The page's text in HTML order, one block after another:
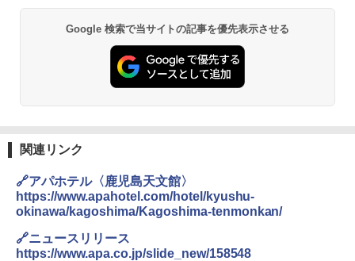
￥6,832
PYKES PEAK (パイクスピーク) 着替えテン
ト プライバシー テント 【中が透けない】 1
人用 折りたたみ 防災グッズ 災害用トイレ ビ
易 トイレテント (オリーブ)
ENDLESS BASE 《めざましテレビで紹介》
テント ワンタッチ RENEW 幅200 2-3人用 43
500002(89232)
￥5,499
ポインターライト 強力 小型 緑色/赤色/青紫色
可能 安全ロック付き 高安全性 金属製耐久 コ
ンパクト多機能設計 持ち運び便利 アウトド
ア/オフィス/教育現場/展示会用 緑
￥1,180
防水 UVカット 4段階高さ調整 軽量 収納袋付
き
Google 検索で当サイトの記事を優先表示させる
関連リンク
🔗アパホテル〈鹿児島天文館〉
https://www.apahotel.com/hotel/kyushu-
okinawa/kagoshima/Kagoshima-tenmonkan/
🔗ニュースリリース
https://www.apa.co.jp/slide_new/158548